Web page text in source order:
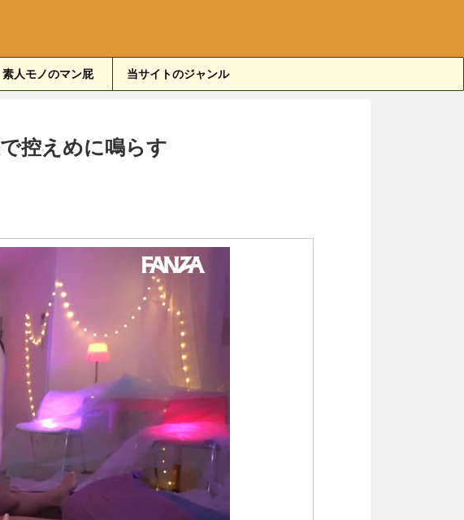
素人モノのマン屁 当サイトのジャンル
控えめに鳴らす